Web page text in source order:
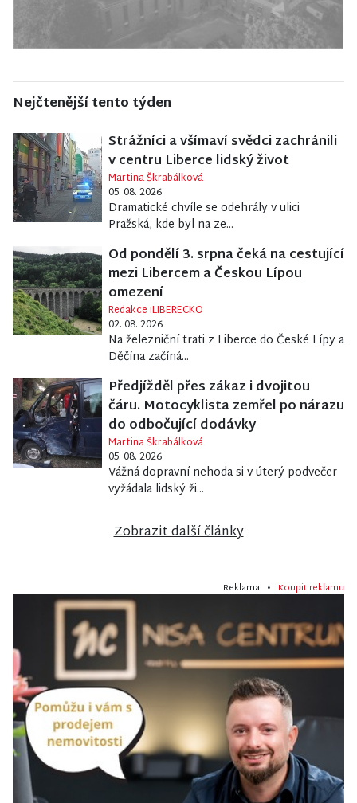
Nejčtenější tento týden
Strážníci a všímaví svědci zachránili
v centru Liberce lidský život
Martina Škrabálková
05. 08. 2026
Dramatické chvíle se odehrály v ulici
Pražská, kde byl na ze...
Od pondělí 3. srpna čeká na cestující
mezi Libercem a Českou Lípou
omezení
Redakce iLIBERECKO
02. 08. 2026
Na železniční trati z Liberce do České Lípy a
Děčína začíná...
Předjížděl přes zákaz i dvojitou
čáru. Motocyklista zemřel po nárazu
do odbočující dodávky
Martina Škrabálková
05. 08. 2026
Vážná dopravní nehoda si v úterý podvečer
vyžádala lidský ži...
Zobrazit další články
Reklama • Koupit reklamu